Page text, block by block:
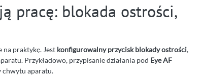
pracę: blokada ostrości,
na praktykę. Jest konfigurowalny przycisk blokady ostrości,
Przykładowo, przypisanie działania pod Eye AF
chwytu aparatu.